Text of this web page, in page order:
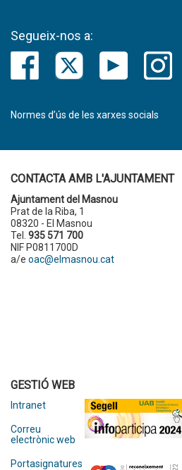
Segueix-nos a:
Normes d’ús de les xarxes socials
CONTACTA AMB L'AJUNTAMENT
Ajuntament del Masnou
Prat de la Riba, 1
08320 - El Masnou
Tel. 935 571 700
NIF P0811700D
a/e oac@elmasnou.cat
GESTIÓ WEB
Intranet
Correu
electrònic web
Portasignatures